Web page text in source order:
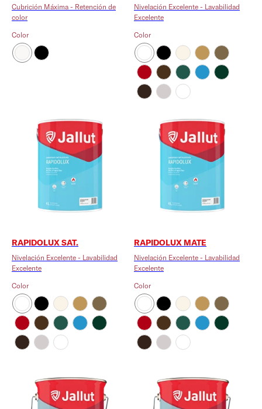
Cubrición Máxima - Retención de
color
Color
Nivelación Excelente - Lavabilidad
Excelente
Color
RAPIDOLUX SAT.
Nivelación Excelente - Lavabilidad
Excelente
Color
RAPIDOLUX MATE
Nivelación Excelente - Lavabilidad
Excelente
Color